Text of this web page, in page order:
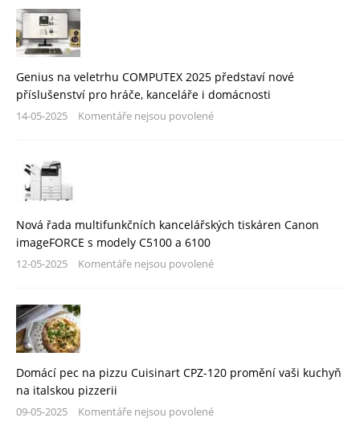
Genius na veletrhu COMPUTEX 2025 představí nové
příslušenství pro hráče, kanceláře i domácnosti
14-05-2025 Komentáře nejsou povolené
Nová řada multifunkčních kancelářských tiskáren Canon
imageFORCE s modely C5100 a 6100
12-05-2025 Komentáře nejsou povolené
Domácí pec na pizzu Cuisinart CPZ-120 promění vaši kuchyň
na italskou pizzerii
09-05-2025 Komentáře nejsou povolené